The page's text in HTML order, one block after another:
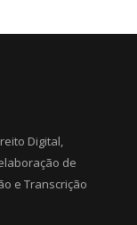
Digital,
de
e Transcrição